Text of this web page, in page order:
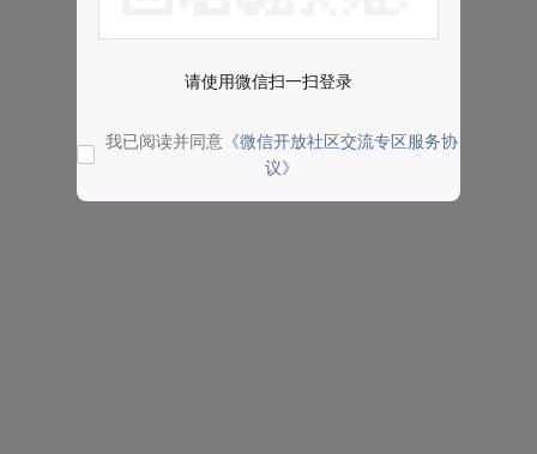
请使用微信扫一扫登录
我已阅读并同意 《微信开放社区交流专区服务协
议》